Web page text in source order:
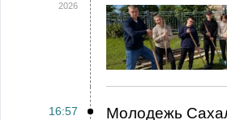
2026
16:57 Молодежь